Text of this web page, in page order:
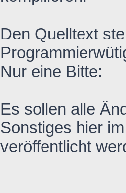
Den Quelltext
Nur eine Bitte:
Es sollen alle
Sonstiges hier
veröffentlicht